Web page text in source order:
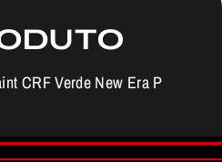
CRF Verde New Era P